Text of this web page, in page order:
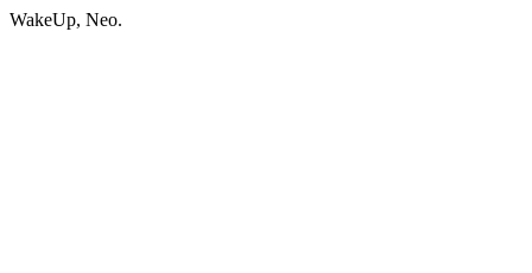
WakeUp, Neo.